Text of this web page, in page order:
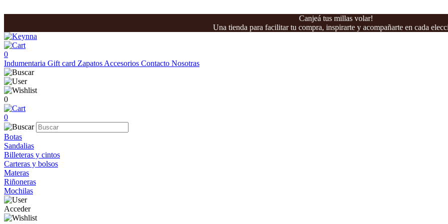
Canjeá tus millas volar!
Una tienda para facilitar tu compra, inspirarte y acompañarte en cada
0
Indumentaria Gift card Zapatos Accesorios Contacto Nosotras
0
0
Botas
Sandalias
Billeteras y cintos
Carteras y bolsos
Materas
Riñoneras
Mochilas
Acceder